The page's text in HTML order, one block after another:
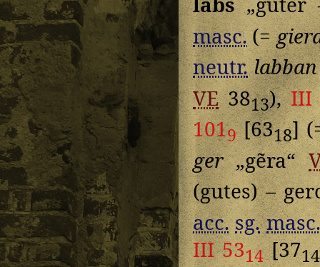
masc.(=
neutr. labban
VE3813),III
1019[6318]
ger„gẽra“
(gutes) –
acc. sg. masc.
III 5314[3714